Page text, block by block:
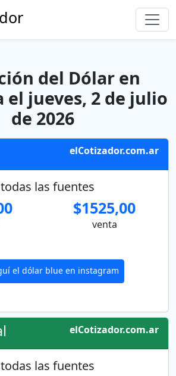
del Dólar en
jueves, 2 de julio
de 2026
elCotizador.com.ar
las fuentes
$1525,00
venta
el dólar blue en instagram
elCotizador.com.ar
las fuentes